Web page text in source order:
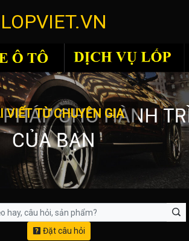
LOPVIET.VN
VIẾT TỪ CHUYÊN GIA
Đặt câu hỏi